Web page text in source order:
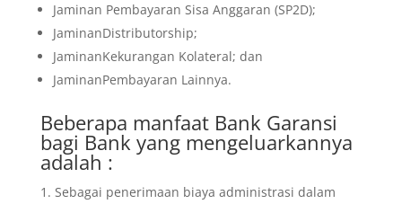
Jaminan Pembayaran Sisa Anggaran (SP2D);
JaminanDistributorship;
JaminanKekurangan Kolateral; dan
JaminanPembayaran Lainnya.
Beberapa manfaat Bank Garansi
bagi Bank yang mengeluarkannya
adalah :
Sebagai penerimaan biaya administrasi dalam